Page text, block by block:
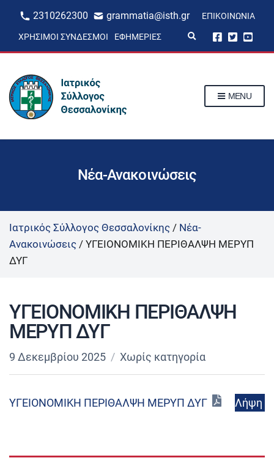
2310262300 grammatia@isth.gr ΕΠΙΚΟΙΝΩΝΊΑ
ΧΡΉΣΙΜΟΙ ΣΎΝΔΕΣΜΟΙ ΕΦΗΜΕΡΊΕΣ
p
m
MENU
Νέα-Ανακοινώσεις
Ιατρικός Σύλλογος Θεσσαλονίκης / Νέα-
Ανακοινώσεις / ΥΓΕΙΟΝΟΜΙΚΗ ΠΕΡΙΘΑΛΨΗ ΜΕΡΥΠ
ΔΥΓ
ΥΓΕΙΟΝΟΜΙΚΗ ΠΕΡΙΘΑΛΨΗ
ΜΕΡΥΠ ΔΥΓ
9 Δεκεμβρίου 2025 Χωρίς κατηγορία
ΥΓΕΙΟΝΟΜΙΚΗ ΠΕΡΙΘΑΛΨΗ ΜΕΡΥΠ ΔΥΓ Λήψη